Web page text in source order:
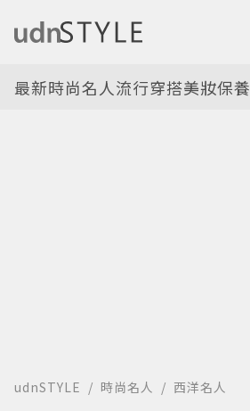
最新時尚名人流行穿搭美妝保養
udnSTYLE 時尚名人 西洋名人